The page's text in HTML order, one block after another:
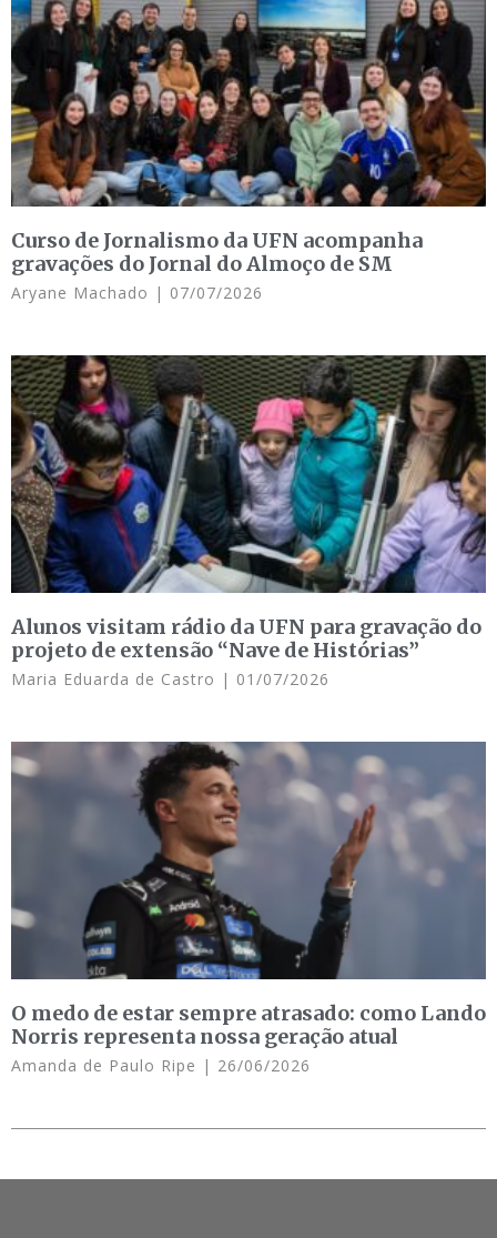
Curso de Jornalismo da UFN acompanha
gravações do Jornal do Almoço de SM
Aryane Machado 07/07/2026
Alunos visitam rádio da UFN para gravação do
projeto de extensão “Nave de Histórias”
Maria Eduarda de Castro 01/07/2026
O medo de estar sempre atrasado: como Lando
Norris representa nossa geração atual
Amanda de Paulo Ripe 26/06/2026